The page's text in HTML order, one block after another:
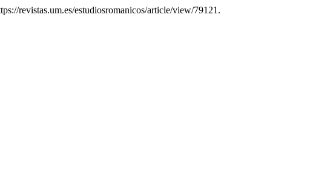
revistas.um.es/estudiosromanicos/article/view/79121.